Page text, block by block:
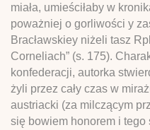
miała, umieściłaby w
poważniej o gorliwości y
Bracławskiey niżeli tasz
Corneliach” (s. 175).
konfederacji, autorka
żyli przez cały czas w
austriacki (za milczącym
się bowiem honorem i tego